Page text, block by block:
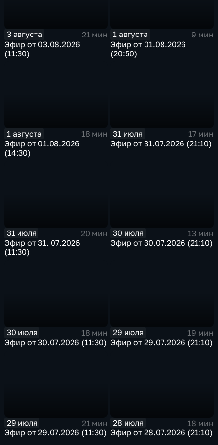
3 августа
21 мин
Эфир от 03.08.2026
(11:30)
1 августа
9 мин
Эфир от 01.08.2026
(20:50)
1 августа
18 мин
Эфир от 01.08.2026
(14:30)
31 июля
17 мин
Эфир от 31.07.2026 (21:10)
31 июля
20 мин
Эфир от 31. 07.2026
(11:30)
30 июля
13 мин
Эфир от 30.07.2026 (21:10)
30 июля
18 мин
Эфир от 30.07.2026 (11:30)
29 июля
19 мин
Эфир от 29.07.2026 (21:10)
29 июля
21 мин
Эфир от 29.07.2026 (11:30)
28 июля
18 мин
Эфир от 28.07.2026 (21:10)